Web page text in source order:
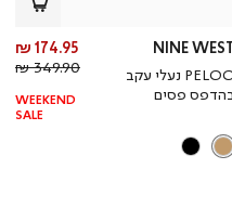
NINE
PELOO נעלי עקב
פסים
174.95 ₪
349.90 ₪
WEEKEND
SALE